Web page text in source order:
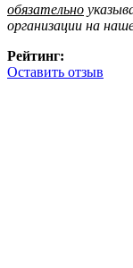
обязательно
организации на
Рейтинг:
Оставить отзыв